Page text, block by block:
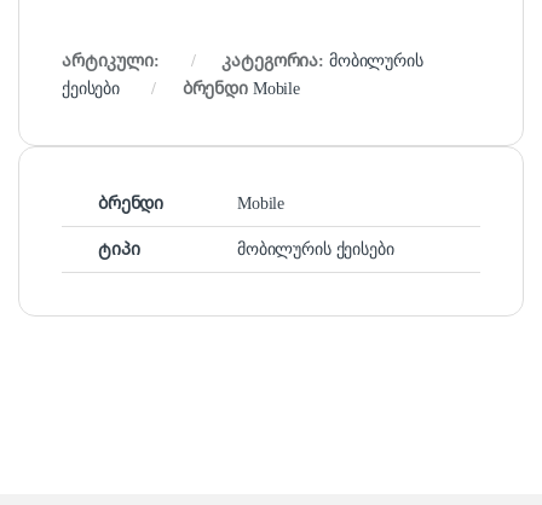
არტიკული: კატეგორია: მობილურის
ქეისები
ბრენდი Mobile
ბრენდი Mobile
ტიპი მობილურის ქეისები